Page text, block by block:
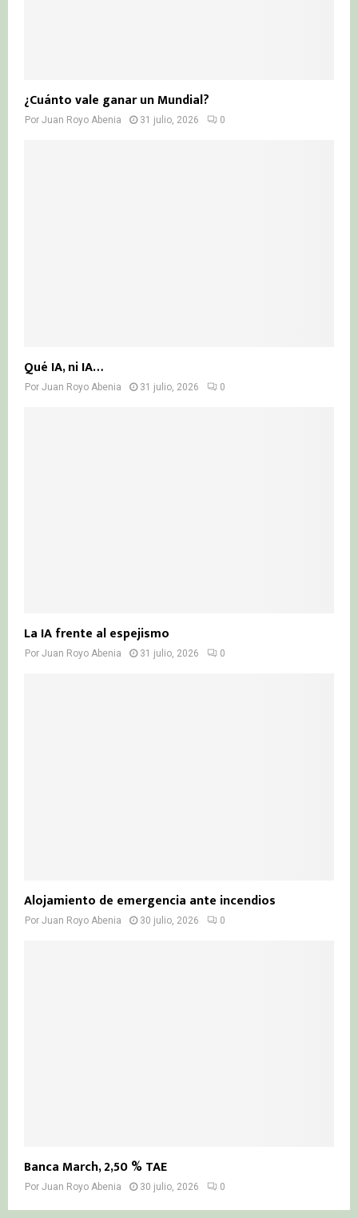
¿Cuánto vale ganar un Mundial?
Por Juan Royo Abenia 31 julio, 2026 0
Qué IA, ni IA…
Por Juan Royo Abenia 31 julio, 2026 0
La IA frente al espejismo
Por Juan Royo Abenia 31 julio, 2026 0
Alojamiento de emergencia ante incendios
Por Juan Royo Abenia 30 julio, 2026 0
Banca March, 2,50 % TAE
Por Juan Royo Abenia 30 julio, 2026 0